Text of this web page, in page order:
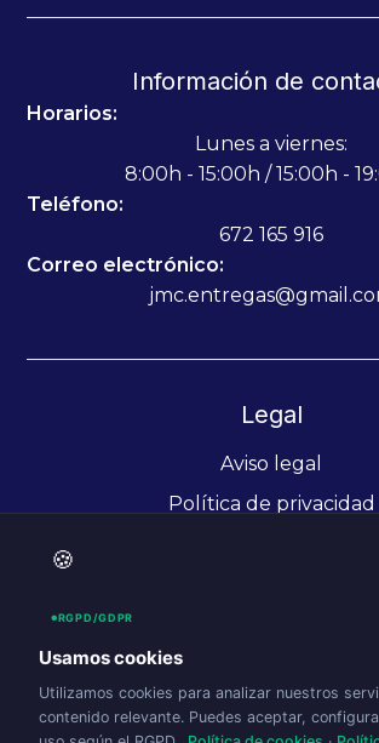
Información de
Horarios:
Lunes a viernes:
8:00h - 15:00h / 15:00h -
Teléfono:
672 165 916
Correo electrónico:
Legal
Aviso legal
Política de privacidad
🍪
RGPD/GDPR
Usamos cookies
Utilizamos cookies para analizar nuestros
contenido relevante. Puedes aceptar,